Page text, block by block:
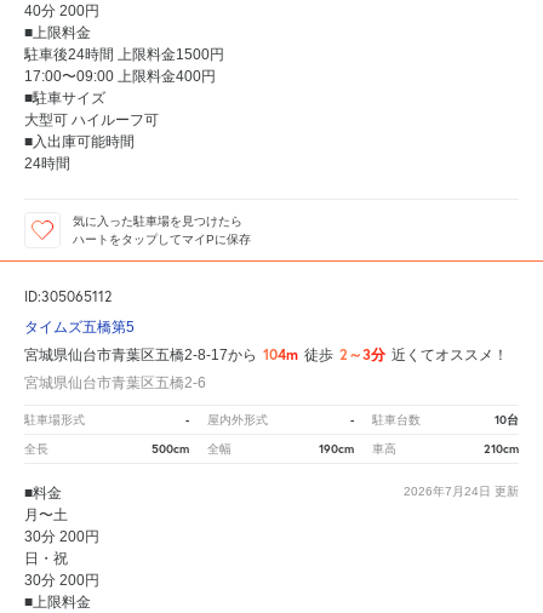
40分 200円
■上限料金
駐車後24時間 上限料金1500円
17:00〜09:00 上限料金400円
■駐車サイズ
大型可 ハイルーフ可
■入出庫可能時間
24時間
気に入った駐車場を見つけたら
ハートをタップしてマイPに保存
ID:305065112
タイムズ五橋第5
宮城県仙台市青葉区五橋2-8-17から 104m 徒歩 2～3分 近くてオススメ！
宮城県仙台市青葉区五橋2-6
駐車場形式 - 屋内外形式 - 駐車台数 10台
全長 500cm 全幅 190cm 車高 210cm
2026年7月24日 更新
■料金
月〜土
30分 200円
日・祝
30分 200円
■上限料金